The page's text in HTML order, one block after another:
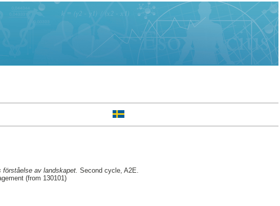
av landskapet. Second cycle, A2E.
(from 130101)